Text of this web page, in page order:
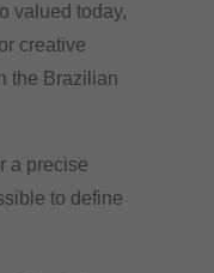
valued today,
creative
the Brazilian
a precise
to define